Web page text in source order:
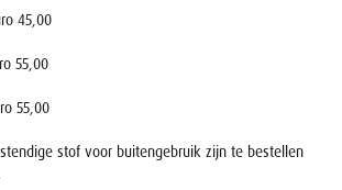
45,00
55,00
55,00
stof voor buitengebruik zijn te bestellen